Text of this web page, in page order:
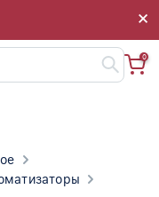
×
×
0